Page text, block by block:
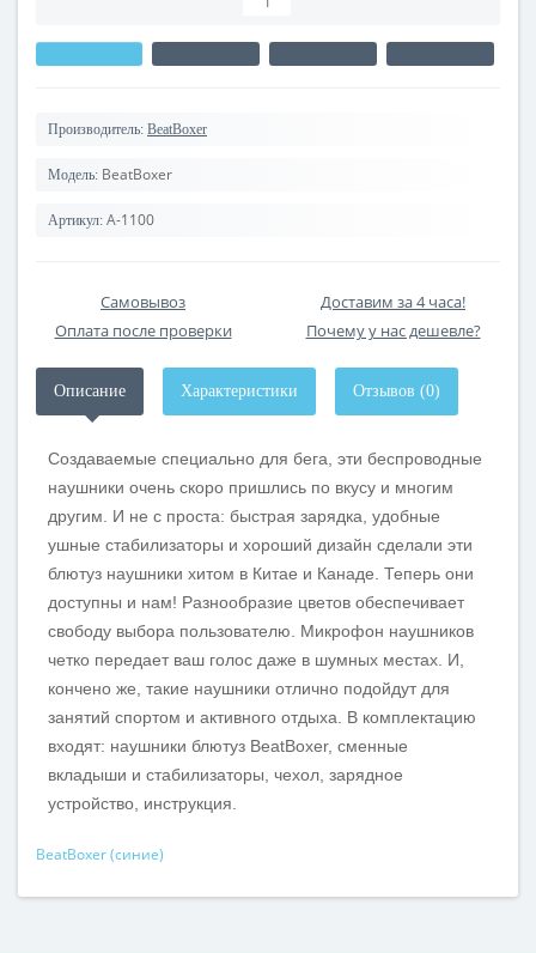
Производитель: BeatBoxer
Модель: BeatBoxer
Артикул: A-1100
Самовывоз
Доставим за 4 часа!
Оплата после проверки
Почему у нас дешевле?
Описание Характеристики Отзывов (0)
Создаваемые специально для бега, эти беспроводные
наушники очень скоро пришлись по вкусу и многим
другим. И не с проста: быстрая зарядка, удобные
ушные стабилизаторы и хороший дизайн сделали эти
блютуз наушники хитом в Китае и Канаде. Теперь они
доступны и нам! Разнообразие цветов обеспечивает
свободу выбора пользователю. Микрофон наушников
четко передает ваш голос даже в шумных местах. И,
кончено же, такие наушники отлично подойдут для
занятий спортом и активного отдыха. В комплектацию
входят: наушники блютуз BeatBoxer, сменные
вкладыши и стабилизаторы, чехол, зарядное
устройство, инструкция.
BeatBoxer (синие)